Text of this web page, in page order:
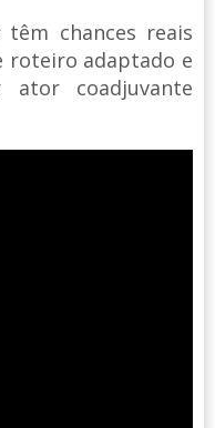
têm chances reais
roteiro adaptado e
ator coadjuvante